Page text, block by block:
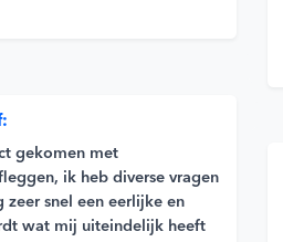
gekomen met
ik heb diverse vragen
snel een eerlijke en
wat mij uiteindelijk heeft